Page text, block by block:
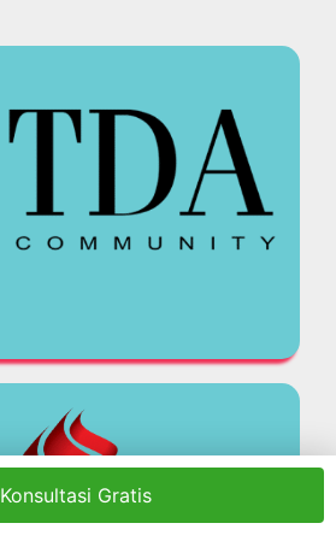
Konsultasi Gratis